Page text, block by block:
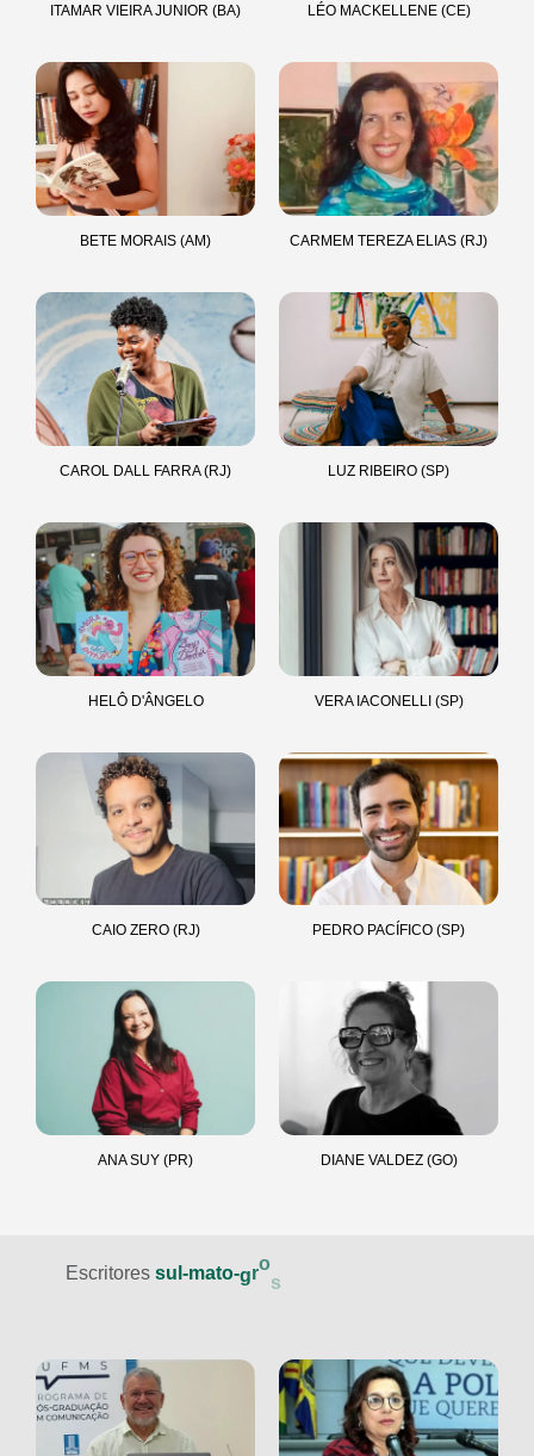
ITAMAR VIEIRA JUNIOR (BA) LÉO MACKELLENE (CE)
BETE MORAIS (AM) CARMEM TEREZA ELIAS (RJ)
CAROL DALL FARRA (RJ) LUZ RIBEIRO (SP)
HELÔ D'ÂNGELO VERA IACONELLI (SP)
CAIO ZERO (RJ) PEDRO PACÍFICO (SP)
ANA SUY (PR) DIANE VALDEZ (GO)
Escritores su -mato-gro